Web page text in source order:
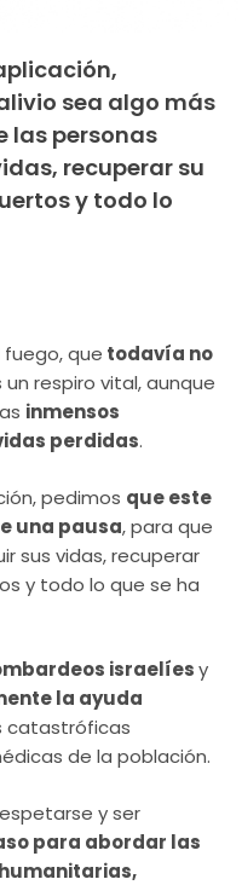
sea algo más
las personas
recuperar su
y todo lo
fuego, que todavía no
un respiro vital, aunque
inmensos
perdidas.
pedimos que este
una pausa, para que
sus vidas, recuperar
y todo lo que se ha
israelíesy
la ayuda
catastróficas
de la población.
y ser
para abordar las